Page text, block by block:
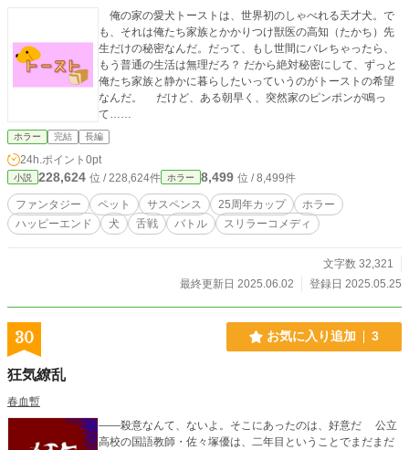
俺の家の愛犬トーストは、世界初のしゃべれる天才犬。で
も、それは俺たち家族とかかりつけ獣医の高知（たかち）先
生だけの秘密なんだ。だって、もし世間にバレちゃったら、
もう普通の生活は無理だろ？ だから絶対秘密にして、ずっと
俺たち家族と静かに暮らしたいっていうのがトーストの希望
なんだ。 だけど、ある朝早く、突然家のピンポンが鳴っ
て……
ホラー 完結 長編
24h.ポイント 0pt
小説 228,624 位 / 228,624件 ホラー 8,499 位 / 8,499件
ファンタジー ペット サスペンス 25周年カップ
ホラー
ハッピーエンド
犬 舌戦 バトル スリラーコメディ
文字数 32,321
最終更新日 2025.06.02
登録日 2025.05.25
30 お気に入り追加 3
狂気繚乱
春血暫
――殺意なんて、ないよ。そこにあったのは、好意だ 公立
高校の国語教師・佐々塚優は、二年目ということでまだまだ